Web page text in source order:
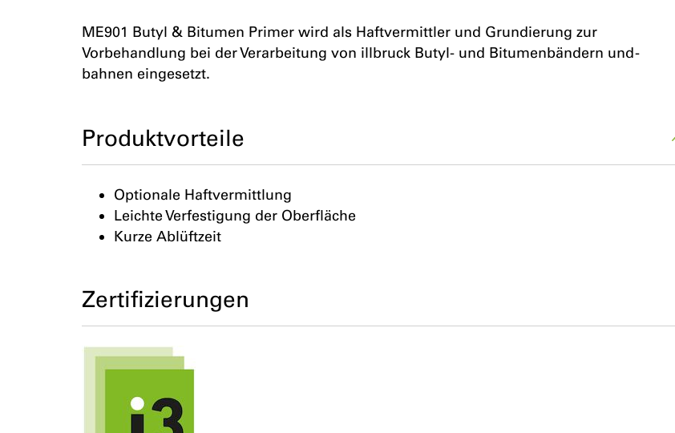
ME901 Butyl & Bitumen Primer wird als Haftvermittler und Grundierung zur
Vorbehandlung bei der Verarbeitung von illbruck Butyl- und Bitumenbändern und -
bahnen eingesetzt.
Produktvorteile
Optionale Haftvermittlung
Leichte Verfestigung der Oberfläche
Kurze Ablüftzeit
Zertifizierungen